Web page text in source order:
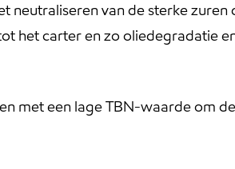
neutraliseren van de sterke zuren
het carter en zo oliedegradatie
met een lage TBN-waarde om